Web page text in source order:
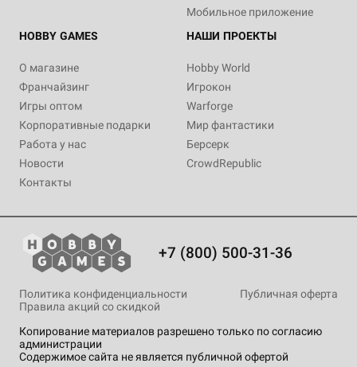
Мобильное приложение
HOBBY GAMES
О магазине
Франчайзинг
Игры оптом
Корпоративные подарки
Работа у нас
Новости
Контакты
НАШИ ПРОЕКТЫ
Hobby World
Игрокон
Warforge
Мир фантастики
Берсерк
CrowdRepublic
+7 (800) 500-31-36
Копирование материалов разрешено только по согласию
администрации
Содержимое сайта не является публичной офертой
Политика конфиденциальности
Публичная оферта
Правила акций со скидкой